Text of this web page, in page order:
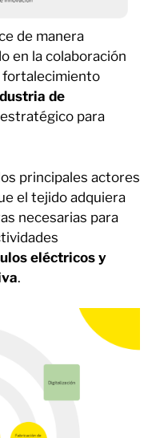
de manera
en la colaboración
fortalecimiento
de
para
principales actores
el tejido adquiera
necesarias para
eléctricos y
.